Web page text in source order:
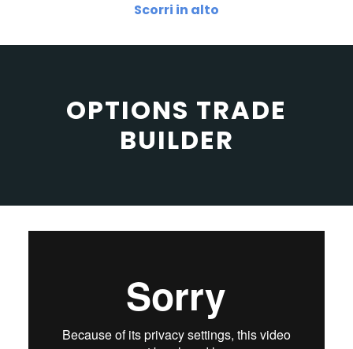
Scorri in alto
OPTIONS TRADE
BUILDER